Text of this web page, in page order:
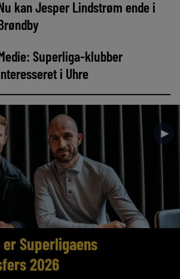
kan Jesper Lindstrøm ende i
Superliga-klubber
i Uhre
►
Superligaens
2026